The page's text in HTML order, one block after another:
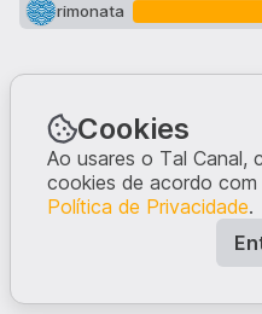
rimonata
Cookies
Ao usares o Tal Canal,
cookies de acordo com
Política de Privacidade.